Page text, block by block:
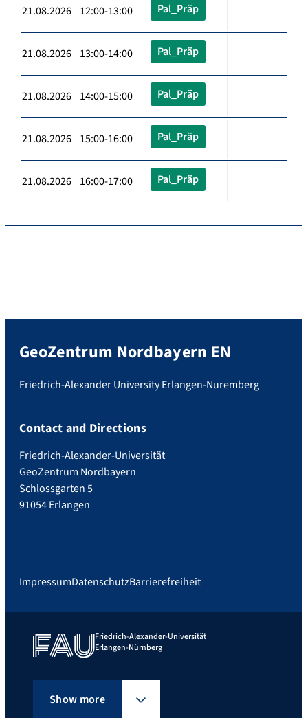
21.08.2026 12:00-13:00 Pal_Präp
21.08.2026 13:00-14:00 Pal_Präp
21.08.2026 14:00-15:00 Pal_Präp
21.08.2026 15:00-16:00 Pal_Präp
21.08.2026 16:00-17:00 Pal_Präp
GeoZentrum Nordbayern EN
Friedrich-Alexander University Erlangen-Nuremberg
Contact and Directions
Friedrich-Alexander-Universität
GeoZentrum Nordbayern
Schlossgarten 5
91054 Erlangen
ImpressumDatenschutzBarrierefreiheit
Friedrich-Alexander-Universität
Erlangen-Nürnberg
Show more